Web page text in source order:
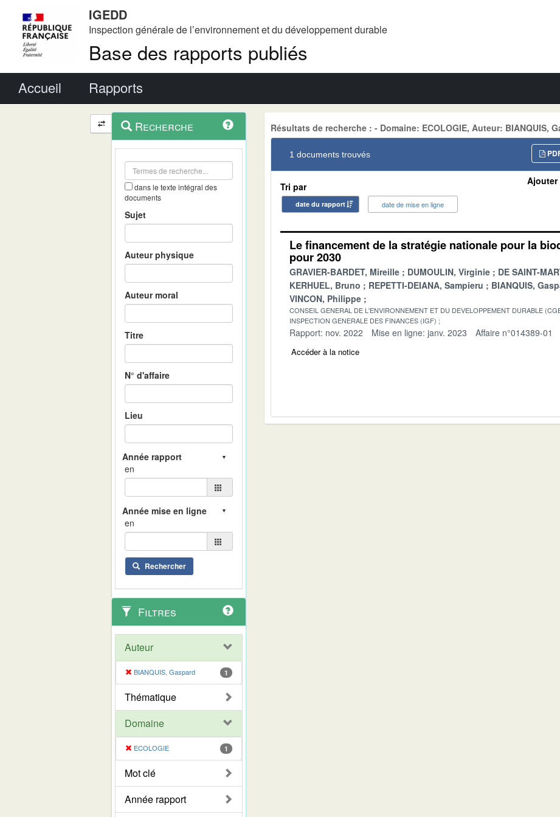
IGEDD
Inspection générale de l’environnement et du développement durable
Base des rapports publiés
Accueil Rapports
Navigation
et
outils
contextuel
Recherche
dans le texte intégral des
documents
Sujet
Auteur physique
Auteur moral
Titre
N° d'affaire
Lieu
en
en
Rechercher
Filtres
Auteur
BIANQUIS, Gaspard 1
Thématique
Domaine
ECOLOGIE 1
Mot clé
Année rapport
Résultats de recherche : - Domaine: ECOLOGIE, Auteur: BIANQUIS,
1 documents trouvés
Tri par
date du rapport date de mise en ligne
Ajouter
Le financement de la stratégie nationale pour la
pour 2030
GRAVIER-BARDET, Mireille DUMOULIN, Virginie
DE SAINT-
KERHUEL, Bruno
REPETTI-DEIANA, Sampieru
BIANQUIS,
VINCON, Philippe
CONSEIL GENERAL DE L'ENVIRONNEMENT ET DU DEVELOPPEMENT DURABLE
INSPECTION GENERALE DES FINANCES (IGF)
Rapport: nov. 2022 Mise en ligne: janv. 2023 Affaire n°014389-01
Accéder à la notice